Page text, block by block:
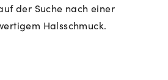
der Suche nach einer
Halsschmuck.